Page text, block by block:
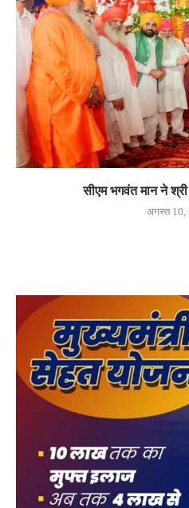
सीएम भगवंत मान ने
अगस्त 10,